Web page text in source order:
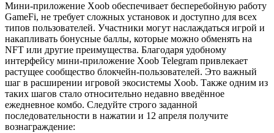
Мини-приложение Xoob обеспечивает бесперебойную работу
GameFi, не требует сложных установок и доступно для всех
типов пользователей. Участники могут наслаждаться игрой и
накапливать бонусные баллы, которые можно обменять на
NFT или другие преимущества. Благодаря удобному
интерфейсу мини-приложение Xoob Telegram привлекает
растущее сообщество блокчейн-пользователей. Это важный
шаг в расширении игровой экосистемы Xoob. Также одним из
таких шагов стало относительно недавно введённое
ежедневное комбо. Следуйте строго заданной
последовательности в нажатии и 12 апреля получите
вознаграждение: